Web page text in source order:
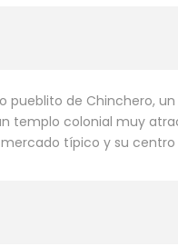
pueblito de Chinchero,
templo colonial muy
típico y su centro